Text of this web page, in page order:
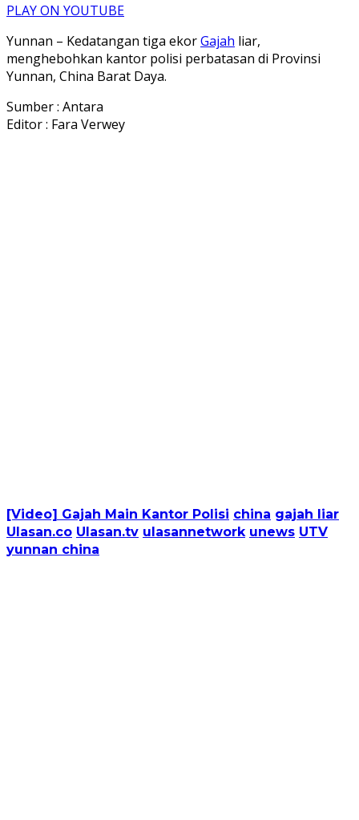
PLAY ON YOUTUBE
Yunnan – Kedatangan tiga ekorGajah liar,
menghebohkan kantor polisi perbatasan di Provinsi
Yunnan, China Barat Daya.
Sumber : Antara
Editor : Fara Verwey
[Video] Gajah Main Kantor Polisi china gajah liar
Ulasan.co Ulasan.tv ulasannetwork unews UTV
yunnan china